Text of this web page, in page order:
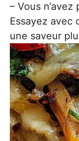
– Vous
Essayez avec
une saveur